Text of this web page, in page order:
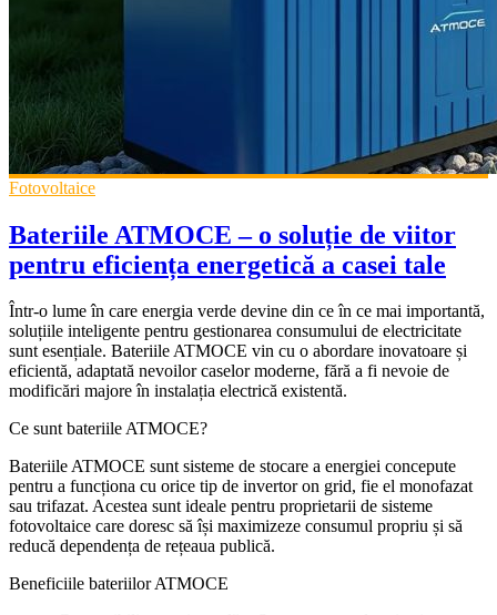
Fotovoltaice
Bateriile ATMOCE – o soluție de viitor
pentru eficiența energetică a casei tale
Într-o lume în care energia verde devine din ce în ce mai importantă,
soluțiile inteligente pentru gestionarea consumului de electricitate
sunt esențiale. Bateriile ATMOCE vin cu o abordare inovatoare și
eficientă, adaptată nevoilor caselor moderne, fără a fi nevoie de
modificări majore în instalația electrică existentă.
Ce sunt bateriile ATMOCE?
Bateriile ATMOCE sunt sisteme de stocare a energiei concepute
pentru a funcționa cu orice tip de invertor on grid, fie el monofazat
sau trifazat. Acestea sunt ideale pentru proprietarii de sisteme
fotovoltaice care doresc să își maximizeze consumul propriu și să
reducă dependența de rețeaua publică.
Beneficiile bateriilor ATMOCE